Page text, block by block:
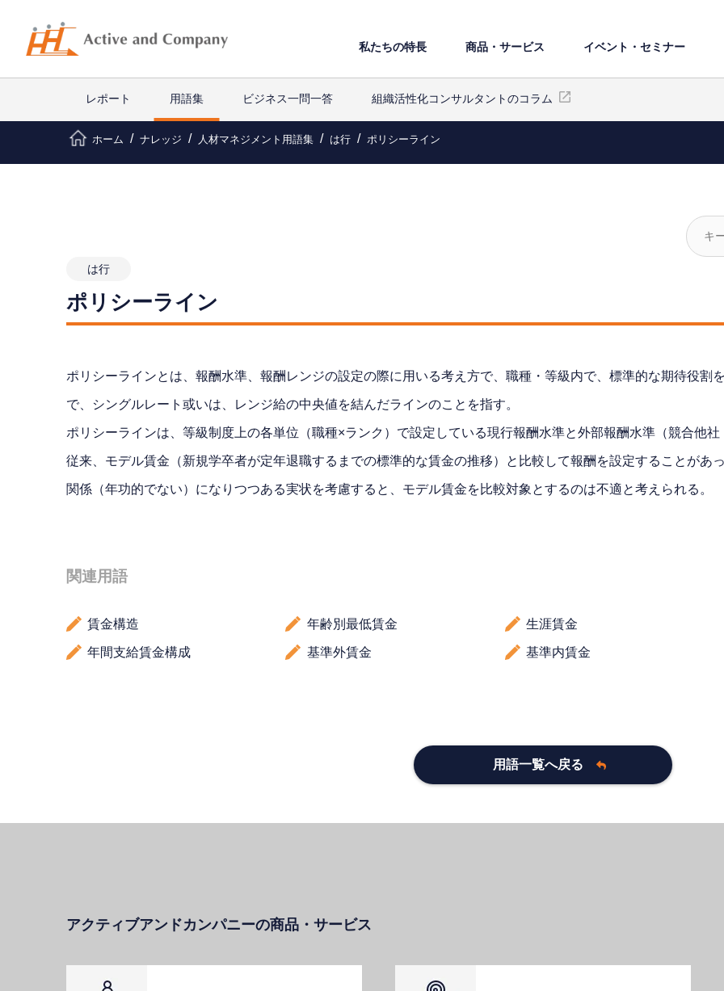
私たちの特⻑ 商品・サービス イベント・セミナー
レポート 用語集 ビジネス一問一答 組織活性化コンサルタントのコラム
ホーム ナレッジ 人材マネジメント用語集 は行 ポリシーライン
は行
ポリシーライン
ポリシーラインとは、報酬水準、報酬レンジの設定の際に用いる考え方で、職種・等級内で、標準的な期待役割
で、シングルレート或いは、レンジ給の中央値を結んだラインのことを指す。
ポリシーラインは、等級制度上の各単位（職種×ランク）で設定している現行報酬水準と外部報酬水準（競合他
従来、モデル賃金（新規学卒者が定年退職するまでの標準的な賃金の推移）と比較して報酬を設定することがあ
関係（年功的でない）になりつつある実状を考慮すると、モデル賃金を比較対象とするのは不適と考えられる。
関連用語
賃金構造 年齢別最低賃金 生涯賃金
年間支給賃金構成 基準外賃金 基準内賃金
用語一覧へ戻る
アクティブアンドカンパニーの商品・サービス